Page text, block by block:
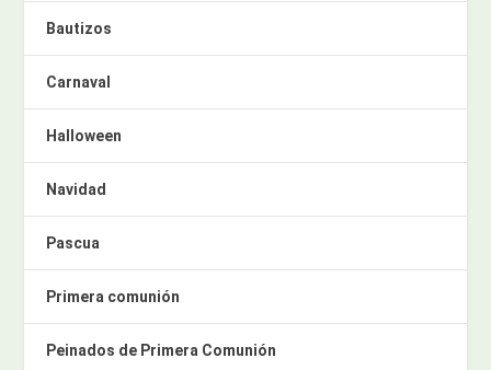
Bautizos
Carnaval
Halloween
Navidad
Pascua
Primera comunión
Peinados de Primera Comunión